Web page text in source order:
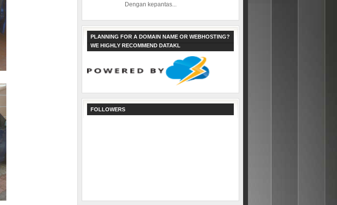
Dengan kepantas...
PLANNING FOR A DOMAIN NAME OR WEBHOSTING?
WE HIGHLY RECOMMEND DATAKL
FOLLOWERS